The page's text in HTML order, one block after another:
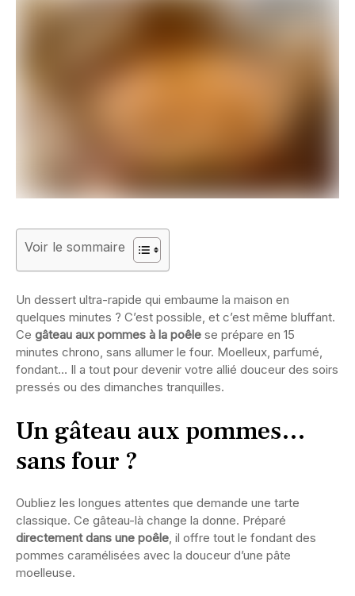
Voir le sommaire
Un dessert ultra-rapide qui embaume la maison en
quelques minutes ? C’est possible, et c’est même bluffant.
Ce gâteau aux pommes à la poêle se prépare en 15
minutes chrono, sans allumer le four. Moelleux, parfumé,
fondant… Il a tout pour devenir votre allié douceur des soirs
pressés ou des dimanches tranquilles.
Un gâteau aux pommes…
sans four ?
Oubliez les longues attentes que demande une tarte
classique. Ce gâteau-là change la donne. Préparé
directement dans une poêle, il offre tout le fondant des
pommes caramélisées avec la douceur d’une pâte
moelleuse.